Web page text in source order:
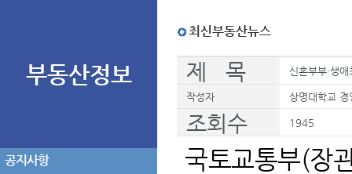
부동산정보
공지사항
최신부동산뉴스
제 목 신혼부부·생
작성자 상명대학교 경
조회수 1945
국토교통부(장